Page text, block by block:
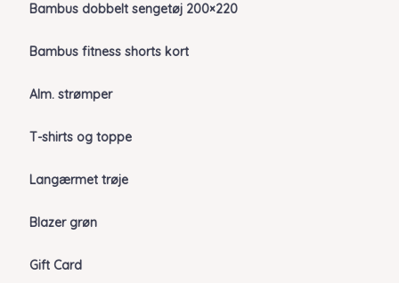
Bambus dobbelt sengetøj 200×220
Bambus fitness shorts kort
Alm. strømper
T-shirts og toppe
Langærmet trøje
Blazer grøn
Gift Card